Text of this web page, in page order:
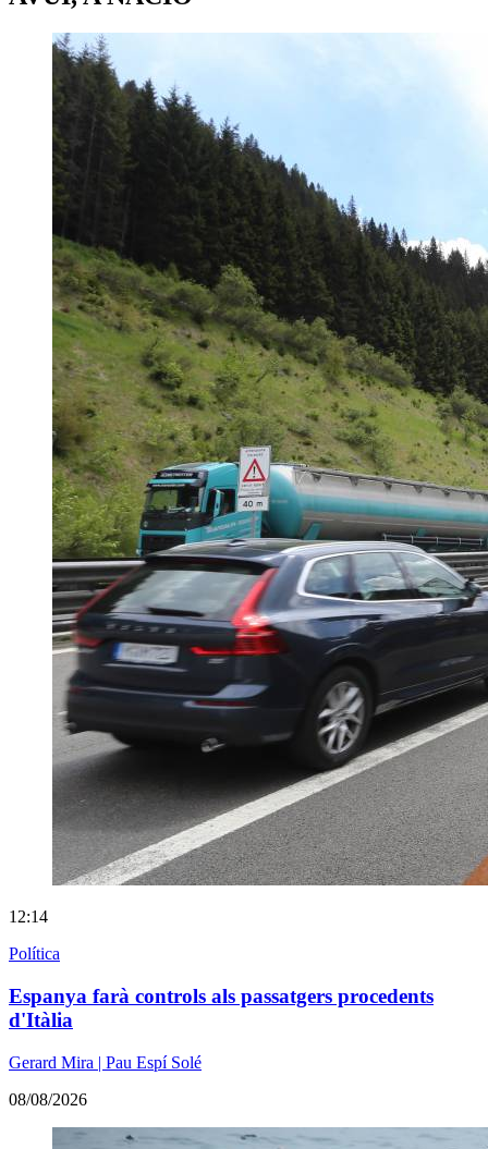
12:14
Política
Espanya farà controls als passatgers procedents
d'Itàlia
Gerard Mira | Pau Espí Solé
08/08/2026